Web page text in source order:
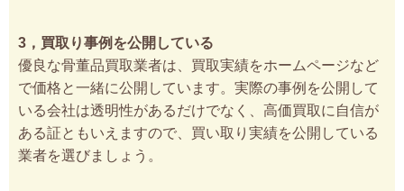
3，買取り事例を公開している
優良な骨董品買取業者は、買取実績をホームページなど
で価格と一緒に公開しています。実際の事例を公開して
いる会社は透明性があるだけでなく、高価買取に自信が
ある証ともいえますので、買い取り実績を公開している
業者を選びましょう。